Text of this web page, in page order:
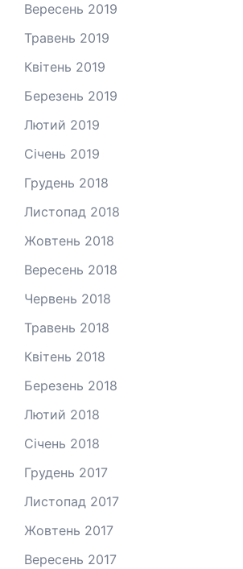
Вересень 2019
Травень 2019
Квітень 2019
Березень 2019
Лютий 2019
Січень 2019
Грудень 2018
Листопад 2018
Жовтень 2018
Вересень 2018
Червень 2018
Травень 2018
Квітень 2018
Березень 2018
Лютий 2018
Січень 2018
Грудень 2017
Листопад 2017
Жовтень 2017
Вересень 2017